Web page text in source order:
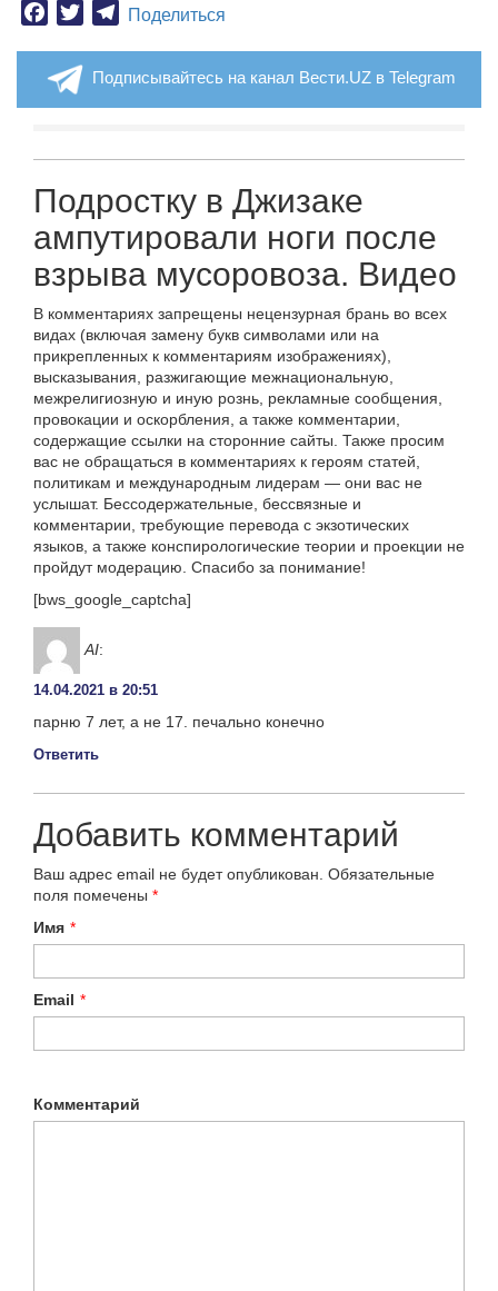
Facebook
TwitterTelegram
Поделиться
Подписывайтесь на канал Вести.UZ в Telegram
Подростку в Джизаке
ампутировали ноги после
взрыва мусоровоза. Видео
В комментариях запрещены нецензурная брань во всех
видах (включая замену букв символами или на
прикрепленных к комментариям изображениях),
высказывания, разжигающие межнациональную,
межрелигиозную и иную рознь, рекламные сообщения,
провокации и оскорбления, а также комментарии,
содержащие ссылки на сторонние сайты. Также просим
вас не обращаться в комментариях к героям статей,
политикам и международным лидерам — они вас не
услышат. Бессодержательные, бессвязные и
комментарии, требующие перевода с экзотических
языков, а также конспирологические теории и проекции не
пройдут модерацию. Спасибо за понимание!
[bws_google_captcha]
AI:
14.04.2021 в 20:51
парню 7 лет, а не 17. печально конечно
Ответить
Добавить комментарий
Ваш адрес email не будет опубликован. Обязательные
поля помечены *
Имя *
Email *
Комментарий